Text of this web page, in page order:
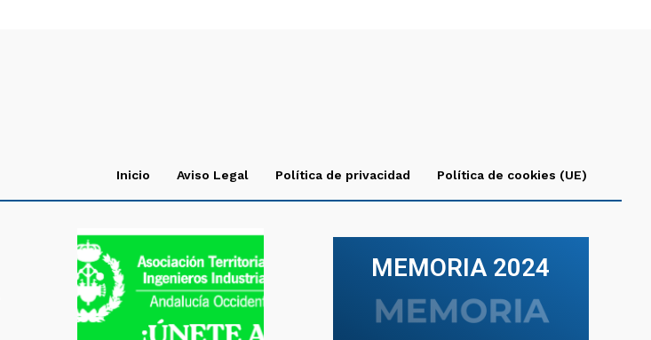
Inicio Aviso Legal Política de privacidad Política de cookies (UE)
MEMORIA 2024